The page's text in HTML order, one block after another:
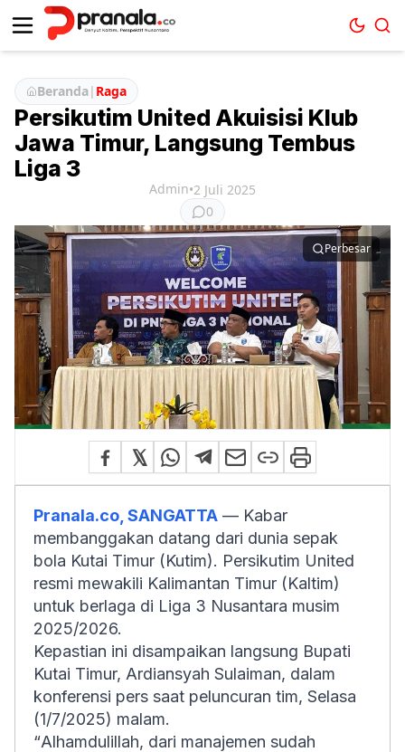
Beranda| Raga
Persikutim United Akuisisi Klub
Jawa Timur, Langsung Tembus
Liga 3
Admin•2 Juli 2025
0
Perbesar
Pranala.co, SANGATTA — Kabar
membanggakan datang dari dunia sepak
bola Kutai Timur (Kutim). Persikutim United
resmi mewakili Kalimantan Timur (Kaltim)
untuk berlaga di Liga 3 Nusantara musim
2025/2026.
Kepastian ini disampaikan langsung Bupati
Kutai Timur, Ardiansyah Sulaiman, dalam
konferensi pers saat peluncuran tim, Selasa
(1/7/2025) malam.
“Alhamdulillah, dari manajemen sudah